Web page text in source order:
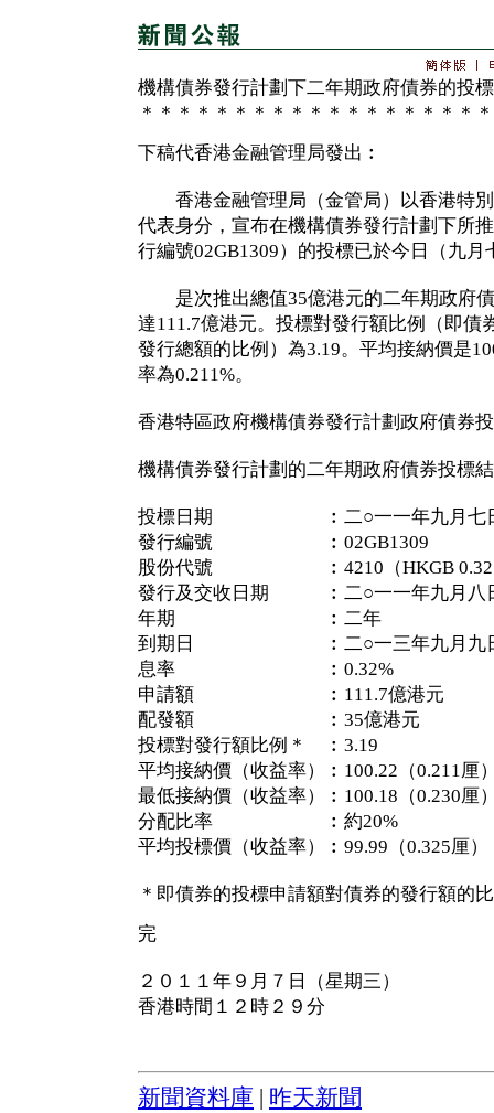
機構債券發行計劃下二年期政府債券的投
＊＊＊＊＊＊＊＊＊＊＊＊＊＊＊＊＊＊
下稿代香港金融管理局發出︰
香港金融管理局（金管局）以香港特別
代表身分，宣布在機構債券發行計劃下所
行編號02GB1309）的投標已於今日（九月
是次推出總值35億港元的二年期政府債
達111.7億港元。投標對發行額比例（即債
發行總額的比例）為3.19。平均接納價是
率為0.211%。
香港特區政府機構債券發行計劃政府債券
機構債券發行計劃的二年期政府債券投標
投標日期 ︰二○一一年九月七
發行編號 ︰02GB1309
股份代號 ︰4210（HKGB 0.32
發行及交收日期 ︰二○一一年九月八
年期 ︰二年
到期日 ︰二○一三年九月九
息率 ︰0.32%
申請額 ︰111.7億港元
配發額 ︰35億港元
投標對發行額比例＊ ︰3.19
平均接納價（收益率）︰100.22（0.211厘
最低接納價（收益率）︰100.18（0.230厘
分配比率 ︰約20%
平均投標價（收益率）︰99.99（0.325厘）
＊即債券的投標申請額對債券的發行額的
完
２０１１年９月７日（星期三）
香港時間１２時２９分
新聞資料庫 昨天新聞